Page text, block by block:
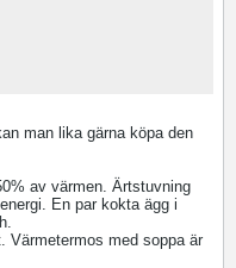
man lika gärna köpa den
av värmen. Ärtstuvning
En par kokta ägg i
Värmetermos med soppa är